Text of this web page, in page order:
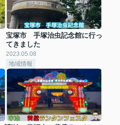
宝塚市 手塚治虫記念館に行っ
てきました
2023.05.08
地域情報